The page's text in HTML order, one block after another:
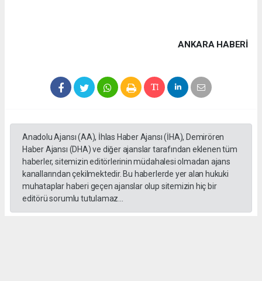
ANKARA HABERİ
Anadolu Ajansı (AA), İhlas Haber Ajansı (İHA), Demirören
Haber Ajansı (DHA) ve diğer ajanslar tarafından eklenen tüm
haberler, sitemizin editörlerinin müdahalesi olmadan ajans
kanallarından çekilmektedir. Bu haberlerde yer alan hukuki
muhataplar haberi geçen ajanslar olup sitemizin hiç bir
editörü sorumlu tutulamaz...